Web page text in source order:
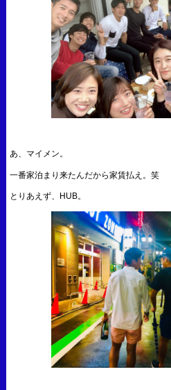
あ、マイメン。
一番家泊まり来たんだから家賃払え。笑
とりあえず、HUB。